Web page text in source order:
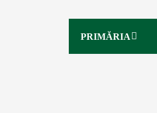
PRIMĂRIA